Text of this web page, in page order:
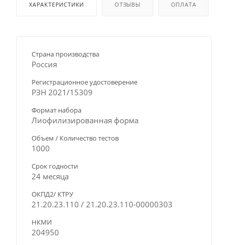
ХАРАКТЕРИСТИКИ ОТЗЫВЫ ОПЛАТА
Страна производства
Россия
Регистрационное удостоверение
РЗН 2021/15309
Формат набора
Лиофилизированная форма
Объем / Количество тестов
1000
Срок годности
24 месяца
ОКПД2/ КТРУ
21.20.23.110 / 21.20.23.110-00000303
НКМИ
204950